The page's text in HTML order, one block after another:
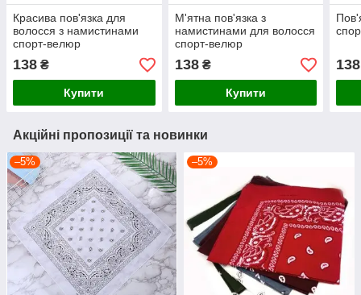
Красива пов'язка для
волосся з намистинами
спорт-велюр
138 ₴
Купити
М'ятна пов'язка з
намистинами для волосся
спорт-велюр
138₴
Купити
138
Акційні пропозиції та новинки
–5% –5%